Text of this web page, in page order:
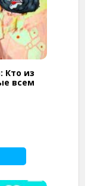
Кто из
всем